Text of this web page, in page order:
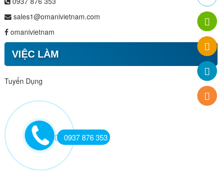
sales1@omanivietnam.com
omanivietnam
VIỆC LÀM
Tuyển Dụng
0937 876 353